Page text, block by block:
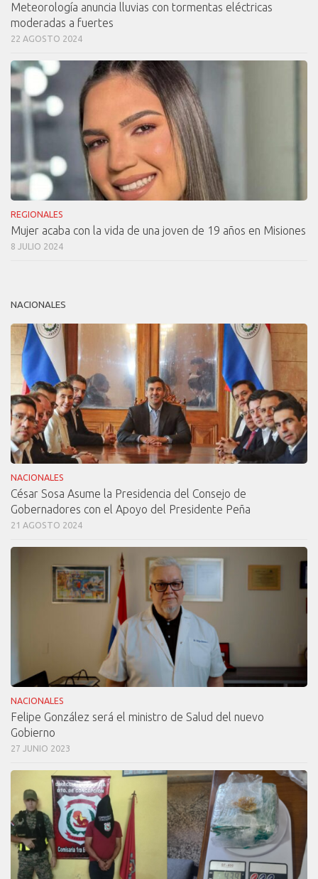
Meteorología anuncia lluvias con tormentas eléctricas
moderadas a fuertes
22 AGOSTO 2024
REGIONALES
Mujer acaba con la vida de una joven de 19 años en Misiones
8 JULIO 2024
NACIONALES
NACIONALES
César Sosa Asume la Presidencia del Consejo de
Gobernadores con el Apoyo del Presidente Peña
21 AGOSTO 2024
NACIONALES
Felipe González será el ministro de Salud del nuevo
Gobierno
27 JUNIO 2023